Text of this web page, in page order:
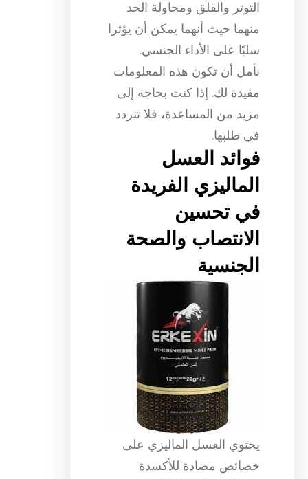
التوتر والقلق ومحاولة الحد
منهما حيث أنهما يمكن أن يؤثرا
سلبًا على الأداء الجنسي.
نأمل أن تكون هذه المعلومات
مفيدة لك. إذا كنت بحاجة إلى
مزيد من المساعدة، فلا تتردد
في طلبها.
فوائد العسل
الماليزي الفريدة
في تحسين
الانتصاب والصحة
الجنسية
يحتوي العسل الماليزي على
خصائص مضادة للأكسدة